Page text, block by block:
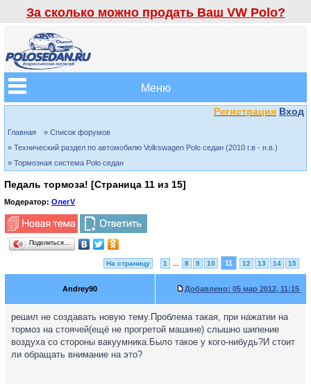
За сколько можно продать Ваш VW Polo?
Меню
Регистрация Вход
Главная
» Список форумов
» Технический раздел по автомобилю Volkswagen Polo седан (2010 г.в - н.в.)
» Тормозная система Polo седан
Педаль тормоза! [Страница 11 из 15]
Модератор: ОлегV
Поделиться…
На страницу 1 8 9 10 11 12 13 14 15
Andrey90 Добавлено: 05 мар 2012, 11:15
решил не создавать новую тему.Проблема такая, при нажатии на
тормоз на стоячей(ещё не прогретой машине) слышно шипение
воздуха со стороны вакуумника.Было такое у кого-нибудь?И стоит
ли обращать внимание на это?